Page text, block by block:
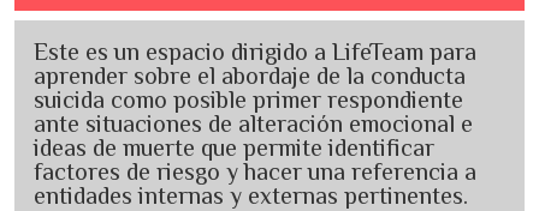
Este es un espacio dirigido a LifeTeam para
aprender sobre el abordaje de la conducta
suicida como posible primer respondiente
ante situaciones de alteración emocional e
ideas de muerte que permite identificar
factores de riesgo y hacer una referencia a
entidades internas y externas pertinentes.